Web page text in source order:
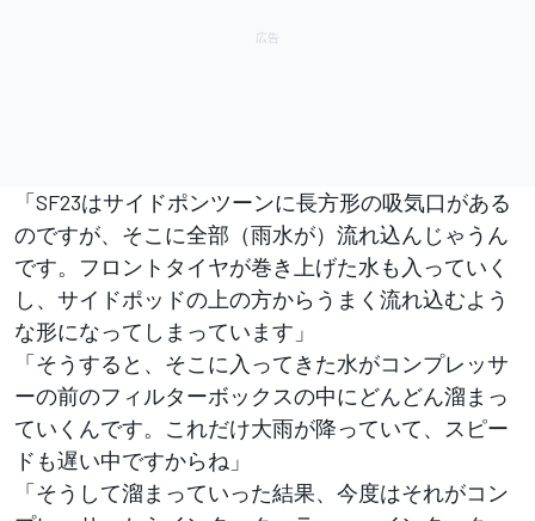
「SF23はサイドポンツーンに長方形の吸気口がある
のですが、そこに全部（雨水が）流れ込んじゃうん
です。フロントタイヤが巻き上げた水も入っていく
し、サイドポッドの上の方からうまく流れ込むよう
な形になってしまっています」
「そうすると、そこに入ってきた水がコンプレッサ
ーの前のフィルターボックスの中にどんどん溜まっ
ていくんです。これだけ大雨が降っていて、スピー
ドも遅い中ですからね」
「そうして溜まっていった結果、今度はそれがコン